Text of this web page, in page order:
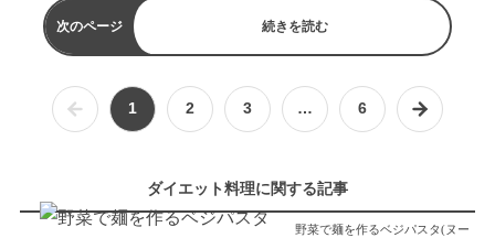
次のページ 続きを読む
1 2 3 … 6
ダイエット料理に関する記事
野菜で麺を作るベジパスタ(ヌー